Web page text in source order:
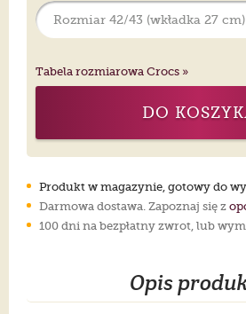
Tabela rozmiarowa Crocs »
DO
Produkt w magazynie, gotowy do
Darmowa dostawa. Zapoznaj się z
100 dni na bezpłatny zwrot, lub
Opis